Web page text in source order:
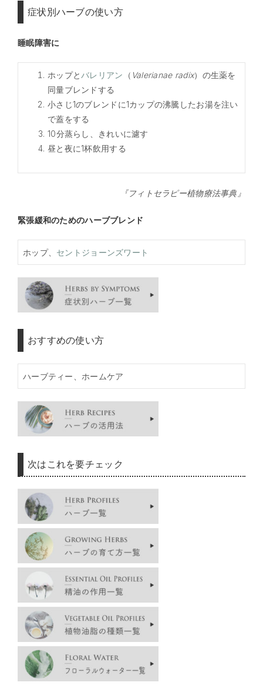
症状別ハーブの使い方
睡眠障害に
ホップとバレリアン （ Valerianae radix）の生薬を
同量ブレンドする
小さじ1のブレンドに1カップの沸騰したお湯を注い
で蓋をする
10分蒸らし、きれいに濾す
昼と夜に1杯飲用する
『フィトセラピー植物療法事典』
緊張緩和のためのハーブブレンド
ホップ、 セントジョーンズワート
おすすめの使い方
ハーブティー、ホームケア
次はこれを要チェック